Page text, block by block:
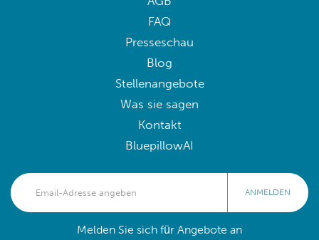
FAQ
Presseschau
Blog
Stellenangebote
Was sie sagen
Kontakt
BluepillowAI
ANMELDEN
Melden Sie sich für Angebote an